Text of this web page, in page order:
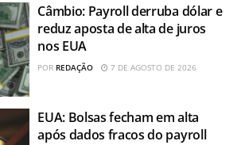
Câmbio: Payroll derruba dólar e
reduz aposta de alta de juros
nos EUA
POR REDAÇÃO 7 DE AGOSTO DE 2026
EUA: Bolsas fecham em alta
após dados fracos do payroll